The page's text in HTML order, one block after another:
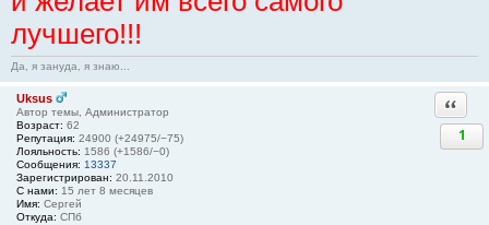
лучшего!!!
Да, я зануда, я знаю...
Uksus
Автор темы, Администратор
Возраст: 62
Репутация: 24900 (+24975/−75)
Лояльность: 1586 (+1586/−0)
Сообщения: 13337
Зарегистрирован: 20.11.2010
С нами: 15 лет 8 месяцев
Имя: Сергей
Откуда: СПб
1